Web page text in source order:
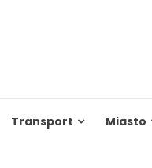
Transport Miasto